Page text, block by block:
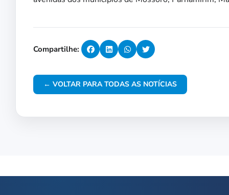
Compartilhe:
← VOLTAR PARA TODAS AS NOTÍCIAS